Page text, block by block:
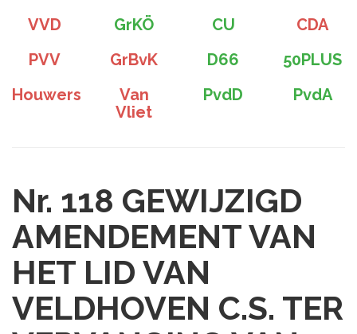
VVD
GrKÖ CU
CDA
PVV
GrBvK D66
50PLUS
Houwers
Van
Vliet
PvdD PvdA
Nr. 118 GEWIJZIGD
AMENDEMENT VAN
HET LID VAN
VELDHOVEN C.S. TER